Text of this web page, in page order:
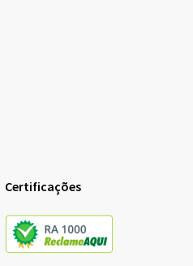
Certificações